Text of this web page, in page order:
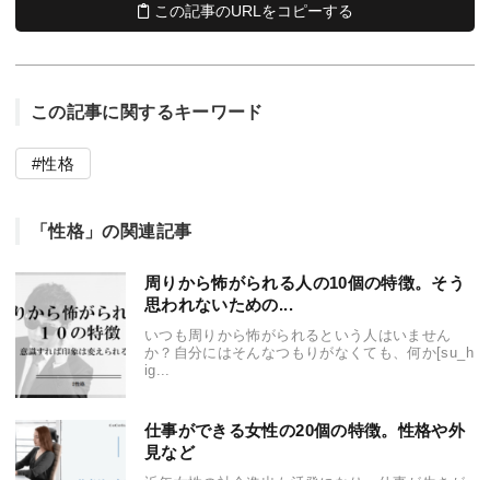
この記事のURLをコピーする
この記事に関するキーワード
性格
「性格」の関連記事
周りから怖がられる人の10個の特徴。そう
思われないための...
いつも周りから怖がられるという人はいません
か？自分にはそんなつもりがなくても、何か[su_h
ig...
仕事ができる女性の20個の特徴。性格や外
見など